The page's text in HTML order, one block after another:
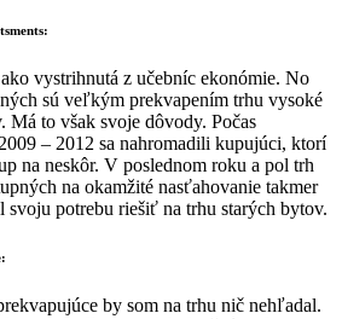
vystrihnutá z učebníc ekonómie. No
sú veľkým prekvapením trhu vysoké
Má to však svoje dôvody. Počas
– 2012 sa nahromadili kupujúci, ktorí
na neskôr. V poslednom roku a pol trh
na okamžité nasťahovanie takmer
svoju potrebu riešiť na trhu starých bytov.
by som na trhu nič nehľadal.